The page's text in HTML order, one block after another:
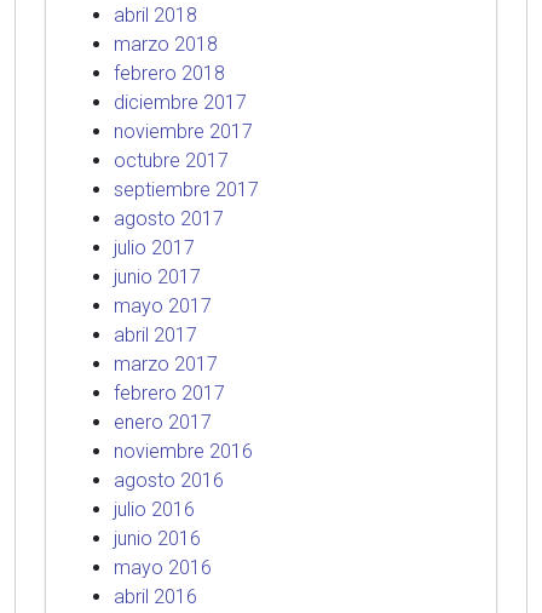
abril 2018
marzo 2018
febrero 2018
diciembre 2017
noviembre 2017
octubre 2017
septiembre 2017
agosto 2017
julio 2017
junio 2017
mayo 2017
abril 2017
marzo 2017
febrero 2017
enero 2017
noviembre 2016
agosto 2016
julio 2016
junio 2016
mayo 2016
abril 2016